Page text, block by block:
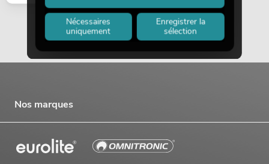
Nos marques
Nécessaires
uniquement
Enregistrer la
sélection